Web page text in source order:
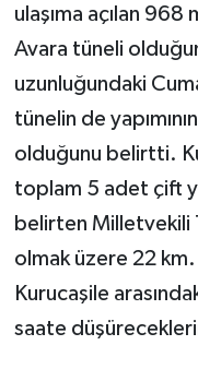
ulaşıma açılan
Avara tüneli
uzunluğundaki
tünelin de
olduğunu belirtti.
toplam 5 adet çift
belirten Milletvekili
olmak üzere 22
Kurucaşile
saate